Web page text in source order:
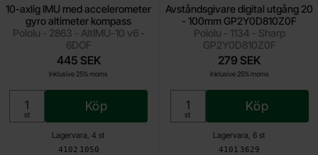
10-axlig IMU med accelerometer
gyro altimeter kompass
Pololu - 2863 - AltIMU-10 v6 -
6DOF
Art. nr
4102 1050
Lagervara, 4 st
445 SEK
Inklusive 25% moms
Enhet:
st
Köp
Avståndsgivare digital utgång 20
- 100mm GP2Y0D810Z0F
Pololu - 1134 - Sharp
GP2Y0D810Z0F
Art. nr
4101 3629
Lagervara, 6 st
279 SEK
Inklusive 25% moms
Enhet:
st
Köp